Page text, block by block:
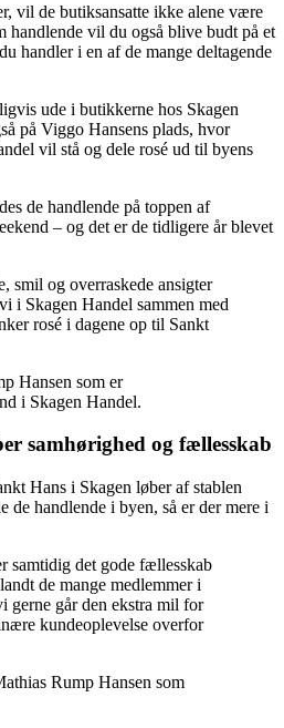
vil de butiksansatte ikke alene være
vil du også blive budt på et
handler i en af de mange deltagende
ude i butikkerne hos Skagen
på Viggo Hansens plads, hvor
vil stå og dele rosé ud til byens
de handlende på toppen af
– og det er de tidligere år blevet
smil og overraskede ansigter
i Skagen Handel sammen med
rosé i dagene op til Sankt
Hansen som er
i Skagen Handel.
samhørighed og fællesskab
Hans i Skagen løber af stablen
handlende i byen, så er der mere i
samtidig det gode fællesskab
de mange medlemmer i
gerne går den ekstra mil for
kundeoplevelse overfor
Rump Hansen som